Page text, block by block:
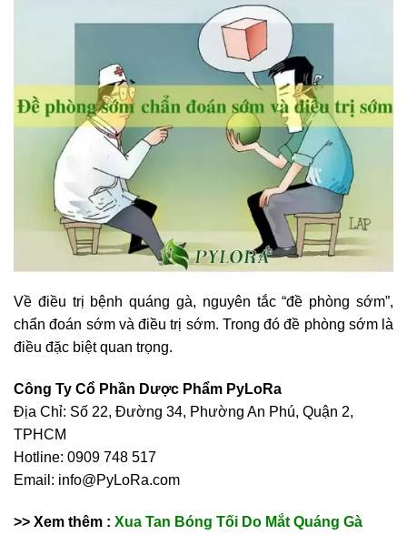
Về điều trị bệnh quáng gà, nguyên tắc “đề phòng sớm”,
chẩn đoán sớm và điều trị sớm. Trong đó đề phòng sớm là
điều đặc biệt quan trọng.
Công Ty Cổ Phần Dược Phẩm PyLoRa
Địa Chỉ: Số 22, Đường 34, Phường An Phú, Quận 2,
TPHCM
Hotline: 0909 748 517
Email: info@PyLoRa.com
>> Xem thêm : Xua Tan Bóng Tối Do Mắt Quáng Gà